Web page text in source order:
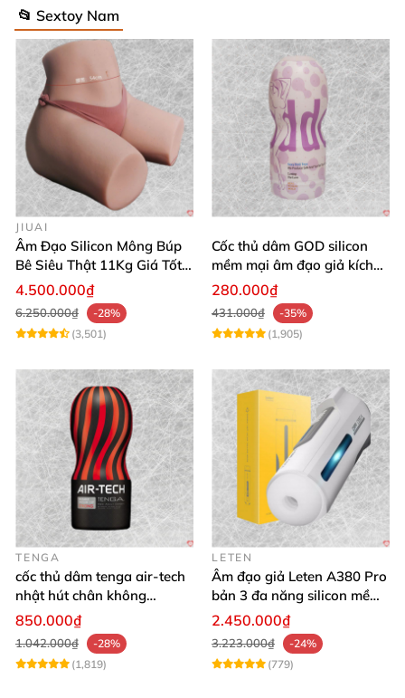
📂 Sextoy Nam
JIUAI
Âm Đạo Silicon Mông Búp
Bê Siêu Thật 11Kg Giá Tốt
Hàng Nhật
4.500.000₫
6.250.000₫
-28%
(3,501)
Cốc thủ dâm GOD silicon
mềm mại âm đạo giả kích
thích mạnh mẽ
280.000₫
431.000₫
-35%
(1,905)
TENGA
cốc thủ dâm tenga air-tech
nhật hút chân không
silicone cao cấp nam
850.000₫
1.042.000₫
-28%
(1,819)
LETEN
Âm đạo giả Leten A380 Pro
bản 3 đa năng silicon mềm
mại
2.450.000₫
3.223.000₫
-24%
(779)